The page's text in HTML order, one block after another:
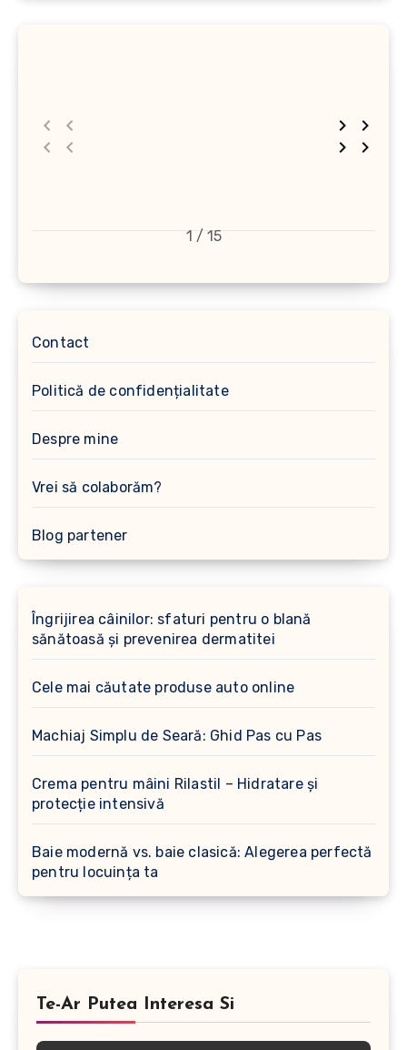
1 / 15
Contact
Politică de confidențialitate
Despre mine
Vrei să colaborăm?
Blog partener
Îngrijirea câinilor: sfaturi pentru o blană
sănătoasă și prevenirea dermatitei
Cele mai căutate produse auto online
Machiaj Simplu de Seară: Ghid Pas cu Pas
Crema pentru mâini Rilastil – Hidratare și
protecție intensivă
Baie modernă vs. baie clasică: Alegerea perfectă
pentru locuința ta
Te-Ar Putea Interesa Si